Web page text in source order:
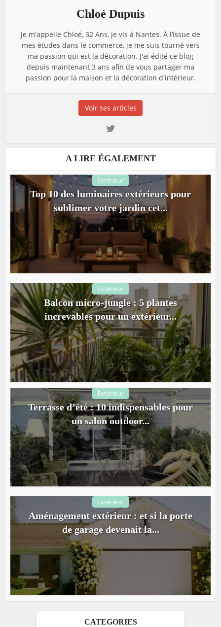
Chloé Dupuis
Je m'appelle Chloé, 32 Ans, je vis à Nantes. À l’issue de
mes études dans le commerce, je me suis tourné vers
ma passion qui est la décoration. J'ai édité ce blog
depuis maintenant 3 ans afin de vous partager ma
passion pour la maison et la décoration d'intérieur.
Voir ses articles
A LIRE ÉGALEMENT
Extérieur
Top 10 des luminaires extérieurs pour
sublimer votre jardin cet...
Extérieur
Balcon micro-jungle : 5 plantes
increvables pour un extérieur...
Extérieur
Terrasse d’été : 10 indispensables pour
un salon outdoor...
Extérieur
Aménagement extérieur : et si la porte
de garage devenait la...
CATEGORIES